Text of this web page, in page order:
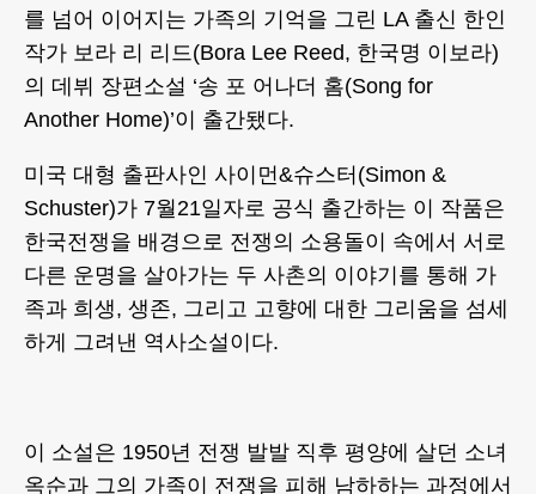
를 넘어 이어지는 가족의 기억을 그린 LA 출신 한인
작가 보라 리 리드(Bora Lee Reed, 한국명 이보라)
의 데뷔 장편소설 ‘송 포 어나더 홈(Song for
Another Home)’이 출간됐다.
미국 대형 출판사인 사이먼&슈스터(Simon &
Schuster)가 7월21일자로 공식 출간하는 이 작품은
한국전쟁을 배경으로 전쟁의 소용돌이 속에서 서로
다른 운명을 살아가는 두 사촌의 이야기를 통해 가
족과 희생, 생존, 그리고 고향에 대한 그리움을 섬세
하게 그려낸 역사소설이다.
이 소설은 1950년 전쟁 발발 직후 평양에 살던 소녀
옥순과 그의 가족이 전쟁을 피해 남하하는 과정에서